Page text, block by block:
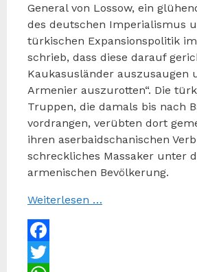
General von Lossow, ein
des deutschen Imperialismus
türkischen Expansionspolitik
schrieb, dass diese darauf
Kaukasusländer auszusaugen
Armenier auszurotten“. Die
Truppen, die damals bis nach
vordrangen, verübten dort
ihren aserbaidschanischen
schreckliches Massaker unter
armenischen Bevölkerung.
Weiterlesen …
Facebook